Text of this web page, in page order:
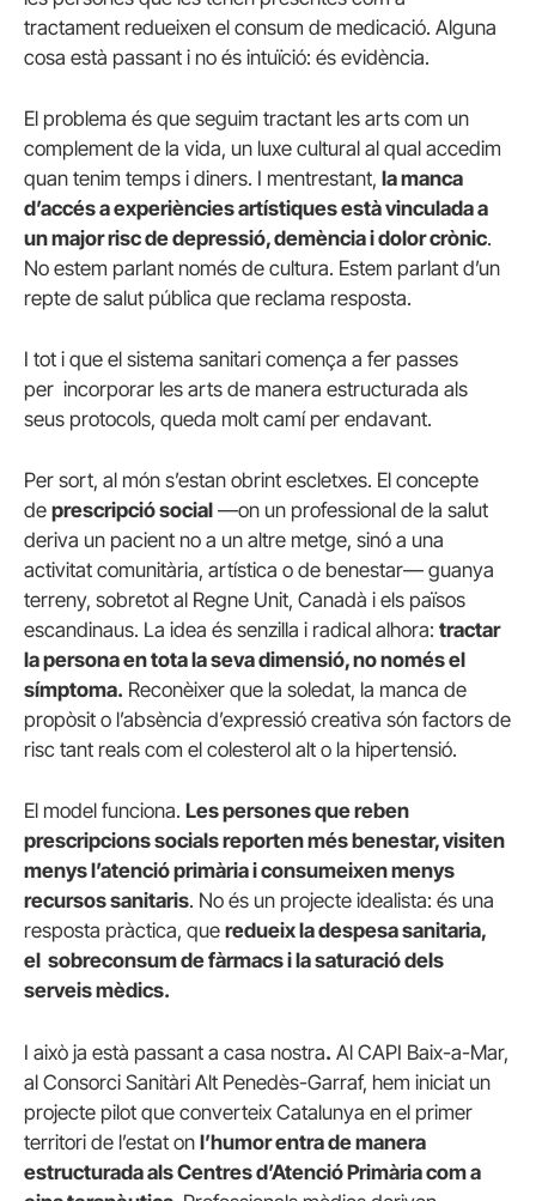
tractament redueixen el consum de medicació. Alguna
cosa està passant i no és intuïció: és evidència.
El problema és que seguim tractant les arts com un
complement de la vida, un luxe cultural al qual accedim
quan tenim temps i diners. I mentrestant, la manca
d’accés a experiències artístiques està vinculada a
un major risc de depressió, demència i dolor crònic.
No estem parlant només de cultura. Estem parlant d’un
repte de salut pública que reclama resposta.
I tot i que el sistema sanitari comença a fer passes
per incorporar les arts de manera estructurada als
seus protocols, queda molt camí per endavant.
Per sort, al món s’estan obrint escletxes. El concepte
de prescripció social —on un professional de la salut
deriva un pacient no a un altre metge, sinó a una
activitat comunitària, artística o de benestar— guanya
terreny, sobretot al Regne Unit, Canadà i els països
escandinaus. La idea és senzilla i radical alhora: tractar
la persona en tota la seva dimensió, no només el
símptoma. Reconèixer que la soledat, la manca de
propòsit o l’absència d’expressió creativa són factors de
risc tant reals com el colesterol alt o la hipertensió.
El model funciona. Les persones que reben
prescripcions socials reporten més benestar, visiten
menys l’atenció primària i consumeixen menys
recursos sanitaris. No és un projecte idealista: és una
resposta pràctica, que redueix la despesa sanitaria,
el sobreconsum de fàrmacs i la saturació dels
serveis mèdics.
I això ja està passant a casa nostra. Al CAPI Baix-a-Mar,
al Consorci Sanitàri Alt Penedès-Garraf, hem iniciat un
projecte pilot que converteix Catalunya en el primer
territori de l’estat on l’humor entra de manera
estructurada als Centres d’Atenció Primària com a